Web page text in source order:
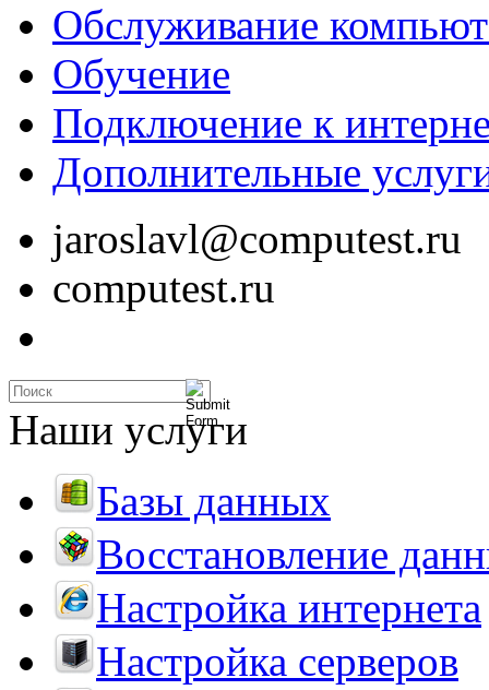
Обслуживание
Обучение
Подключение к
Дополнительные
jaroslavl@computest.ru
computest.ru
Наши услуги
Базы данных
Восстановление
Настройка интернета
Настройка серверов